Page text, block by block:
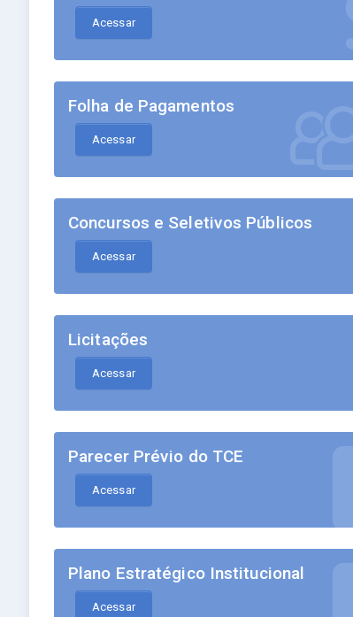
Acessar
Folha de Pagamentos
Acessar
Concursos e Seletivos Públicos
Acessar
Licitações
Acessar
Parecer Prévio do TCE
Acessar
Plano Estratégico Institucional
Acessar